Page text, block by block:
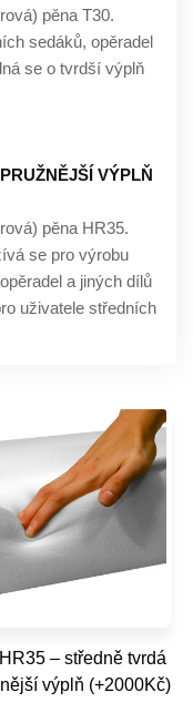
pěna T30.
sedáků, opěradel
se o tvrdší výplň
VÝPLŇ
pěna HR35.
se pro výrobu
a jiných dílů
uživatele středních
– středně tvrdá
výplň (+2000Kč)